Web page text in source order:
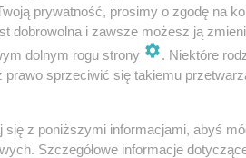
wartościowych dokonań
inwestycji. Konkursowi
prywatność, prosimy o zgodę na
dobrowolna i zawsze możesz ją
dolnym rogu strony
. Niektóre
prawo sprzeciwić się takiemu
się z poniższymi informacjami, abyś
Szczegółowe informacje